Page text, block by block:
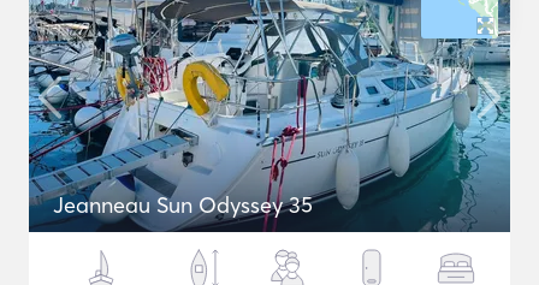
Jeanneau Sun Odyssey 35